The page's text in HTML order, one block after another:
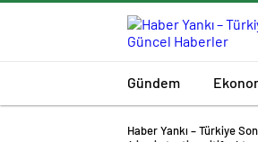
Gündem
Haber Yankı – Türkiye